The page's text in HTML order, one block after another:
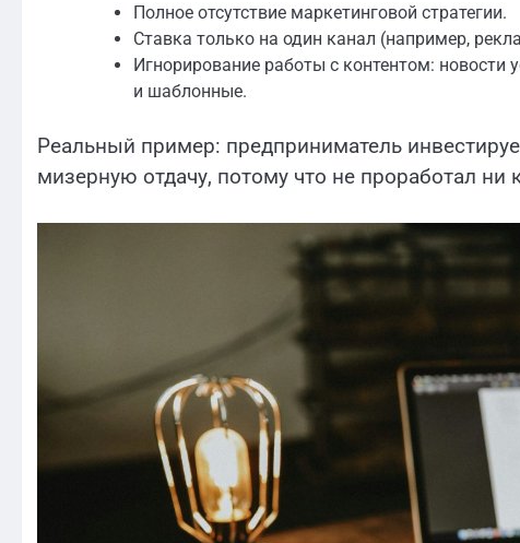
Полное отсутствие маркетинговой стратегии.
Ставка только на один канал (например,
Игнорирование работы с контентом: новости
и шаблонные.
Реальный пример: предприниматель
мизерную отдачу, потому что не проработал ни